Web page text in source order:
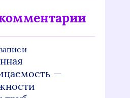
—